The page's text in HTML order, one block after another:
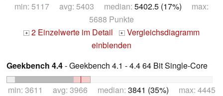
min: 5117 avg: 5403 median: 5402.5 (17%) max:
5688 Punkte
+ 2 Einzelwerte im Detail + Vergleichsdiagramm
einblenden
Geekbench 4.4- Geekbench 4.1 - 4.4 64 Bit Single-Core
min: 3611 avg: 3966 median: 3841 (35%) max: 4445